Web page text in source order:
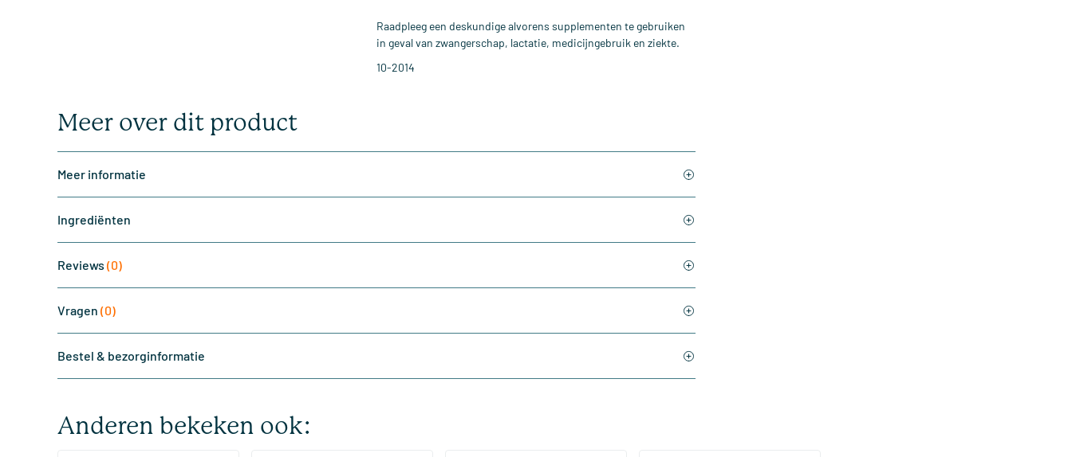
Raadpleeg een deskundige alvorens supplementen te gebruiken
in geval van zwangerschap, lactatie, medicijngebruik en ziekte.
10-2014
Meer over dit product
Meer informatie
Ingrediënten
Reviews (0)
Vragen (0)
Bestel & bezorginformatie
Anderen bekeken ook: